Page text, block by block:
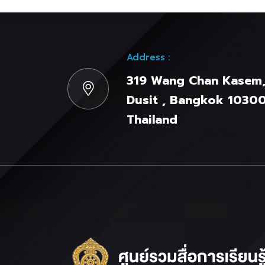
Address :
319 Wang Chan Kasem,
Dusit , Bangkok
Thailand